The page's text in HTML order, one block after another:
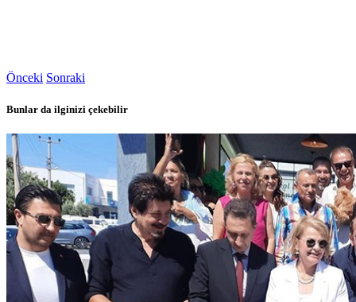
Önceki Sonraki
Bunlar da ilginizi çekebilir